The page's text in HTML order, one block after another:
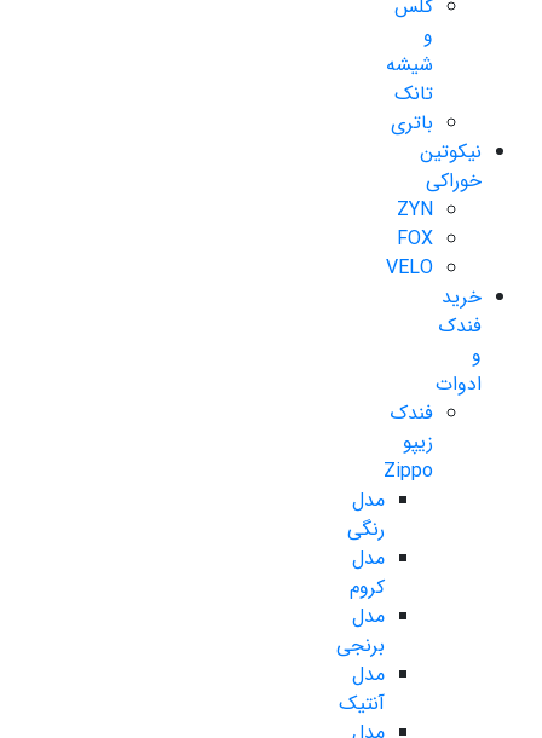
گلس
و
شیشه
تانک
باتری
نیکوتین
خوراکی
ZYN
FOX
VELO
خرید
فندک
و
ادوات
فندک
زیپو
Zippo
مدل
رنگی
مدل
کروم
مدل
برنجی
مدل
آنتیک